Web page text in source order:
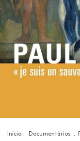
Início Documentários